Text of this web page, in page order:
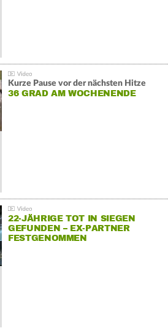
Kurze Pause vor der nächsten Hitze
36 GRAD AM WOCHENENDE
22-JÄHRIGE TOT IN SIEGEN
GEFUNDEN – EX-PARTNER
FESTGENOMMEN